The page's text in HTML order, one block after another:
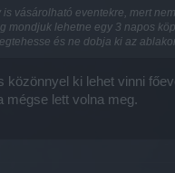
vásárolható eventekre, mert
mondjuk lehetne egy 3 napos
és ne dobja ki az
közönnyel ki lehet vinni
mégse lett volna meg.